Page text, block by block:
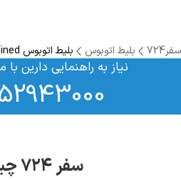
سفر724 بلیط اتوبوس بلیط اتوبوس undefined به undefined
نیاز به راهنمایی دارین
سفر ۷۲۴ چیست؟